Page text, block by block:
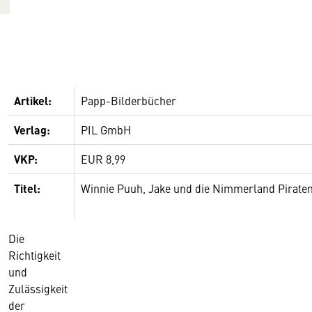
Artikel: Papp-Bilderbücher
Verlag: PIL GmbH
VKP: EUR 8,99
Titel: Winnie Puuh, Jake und die Nimmerland
Die
Richtigkeit
und
Zulässigkeit
der